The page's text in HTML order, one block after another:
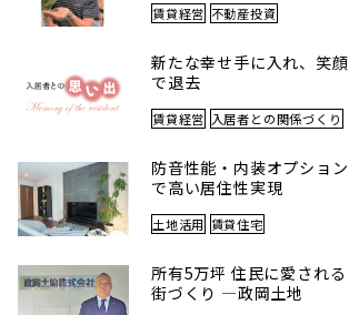
賃貸経営 不動産投資
新たな幸せ手に入れ、笑顔
で退去
賃貸経営 入居者との関係づくり
防音性能・内装オプション
で高い居住性実現
土地活用 賃貸住宅
所有5万坪 住民に愛される
街づくり ―政岡土地